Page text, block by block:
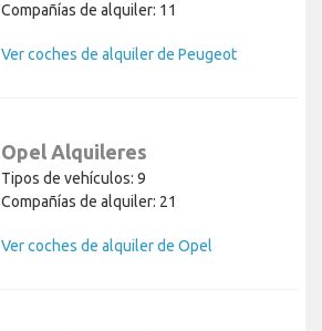
Compañías de alquiler: 11
Ver coches de alquiler de Peugeot
Opel Alquileres
Tipos de vehículos: 9
Compañías de alquiler: 21
Ver coches de alquiler de Opel